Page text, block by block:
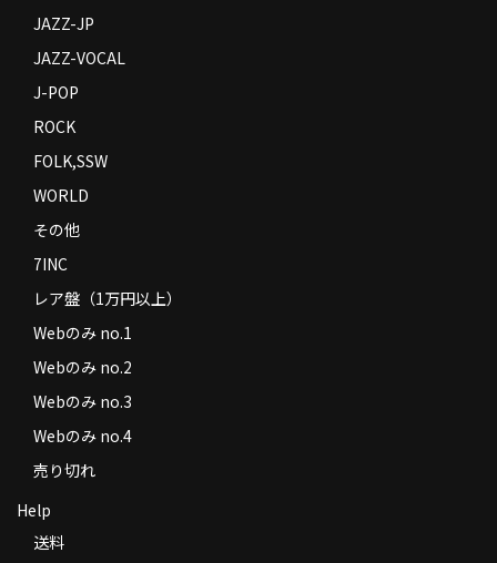
JAZZ-JP
JAZZ-VOCAL
J-POP
ROCK
FOLK,SSW
WORLD
その他
7INC
レア盤（1万円以上）
Webのみ no.1
Webのみ no.2
Webのみ no.3
Webのみ no.4
売り切れ
Help
送料